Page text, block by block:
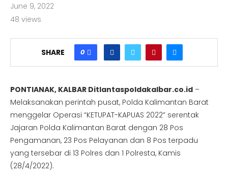
June 9, 2022
48 views
SHARE 0
PONTIANAK, KALBAR Ditlantaspoldakalbar.co.id –
Melaksanakan perintah pusat, Polda Kalimantan Barat
menggelar Operasi “KETUPAT-KAPUAS 2022” serentak
Jajaran Polda Kalimantan Barat dengan 28 Pos
Pengamanan, 23 Pos Pelayanan dan 8 Pos terpadu
yang tersebar di 13 Polres dan 1 Polresta, Kamis
(28/4/2022).